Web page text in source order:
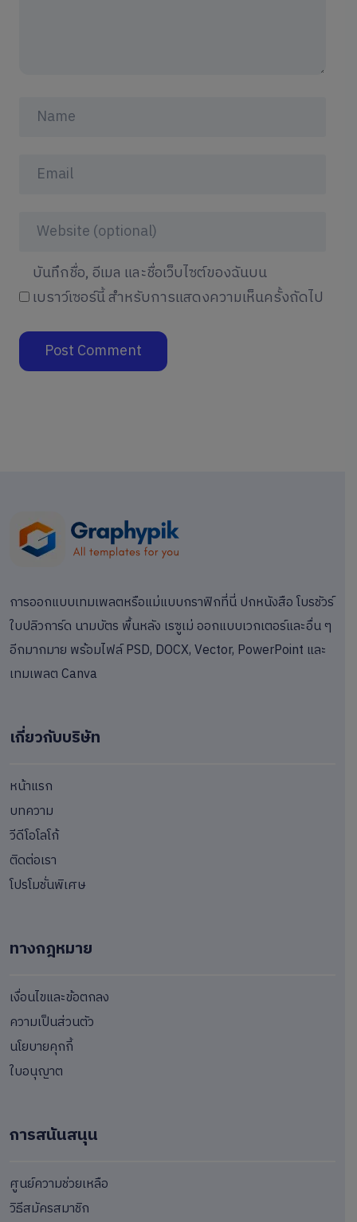
บันทึกชื่อ, อีเมล และชื่อเว็บไซต์ของฉันบน
เบราว์เซอร์นี้ สำหรับการแสดงความเห็นครั้งถัดไป
การออกแบบเทมเพลตหรือแม่แบบกราฟิกที่นี่ ปกหนังสือ โบรชัวร์
ใบปลิวการ์ด นามบัตร พื้นหลัง เรซูเม่ ออกแบบเวกเตอร์และอื่น ๆ
อีกมากมาย พร้อมไฟล์ PSD, DOCX, Vector, PowerPoint และ
เทมเพลต Canva
เกี่ยวกับบริษัท
หน้าแรก
บทความ
วีดีโอโลโก้
ติดต่อเรา
โปรโมชั่นพิเศษ
ทางกฎหมาย
เงื่อนไขและข้อตกลง
ความเป็นส่วนตัว
นโยบายคุกกี้
ใบอนุญาต
การสนันสนุน
ศูนย์ความช่วยเหลือ
วิธีสมัครสมาชิก